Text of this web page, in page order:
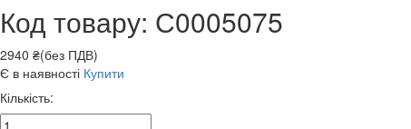
Код товару: С0005075
2940 ₴(без ПДВ)
Є в наявності Купити
Кількість: